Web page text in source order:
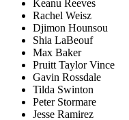
Keanu Reeves
Rachel Weisz
Djimon Hounsou
Shia LaBeouf
Max Baker
Pruitt Taylor Vince
Gavin Rossdale
Tilda Swinton
Peter Stormare
Jesse Ramirez